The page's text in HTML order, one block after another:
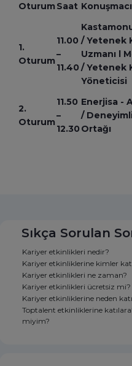
OturumSaat
1.
Oturum
11.00
–
11.40
/ Yetenek
Uzmanı l
/ Yetenek
Yöneticisi
2.
Oturum
11.50
–
12.30
Enerjisa -
/
Ortağı
Sıkça Sorulan
Kariyer etkinlikleri nedir?
Kariyer etkinliklerine kimler
Kariyer etkinlikleri ne zaman?
Kariyer etkinlikleri ücretsiz mi?
Kariyer etkinliklerine neden
Toptalent etkinliklerine
miyim?